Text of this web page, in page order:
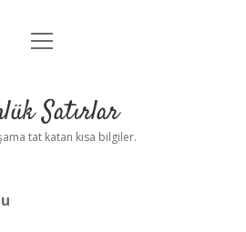
Anasayfa
Yasal Uyarı
menüyü
Satırlar
tat katan kısa bilgiler.